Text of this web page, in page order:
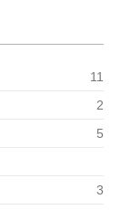
11
2
5
3